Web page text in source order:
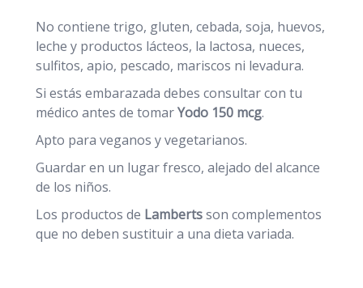
No contiene trigo, gluten, cebada, soja, huevos,
leche y productos lácteos, la lactosa, nueces,
sulfitos, apio, pescado, mariscos ni levadura.
Si estás embarazada debes consultar con tu
médico antes de tomarYodo 150 mcg.
Apto para veganos y vegetarianos.
Guardar en un lugar fresco, alejado del alcance
de los niños.
Los productos de Lambertsson complementos
que no deben sustituir a una dieta variada.